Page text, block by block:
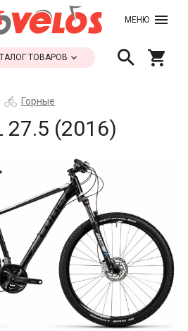
МЕНЮ
ТОВАРОВ
Горные
27.5 (2016)